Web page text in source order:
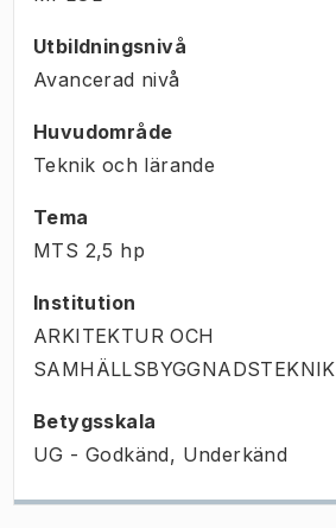
Utbildningsnivå
Avancerad nivå
Huvudområde
Teknik och lärande
Tema
MTS 2,5 hp
Institution
ARKITEKTUR OCH
SAMHÄLLSBYGGNADSTEKNIK
Betygsskala
UG - Godkänd, Underkänd